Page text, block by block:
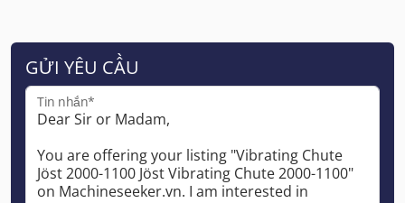
GỬI YÊU CẦU
Tin nhắn*